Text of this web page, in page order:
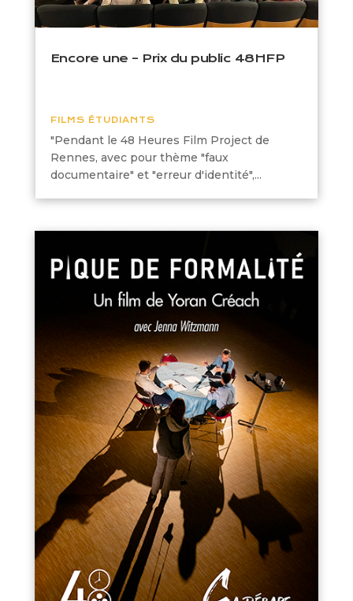
Encore une – Prix du public 48HFP
FILMS ÉTUDIANTS
"Pendant le 48 Heures Film Project de
Rennes, avec pour thème "faux
documentaire" et "erreur d'identité",...